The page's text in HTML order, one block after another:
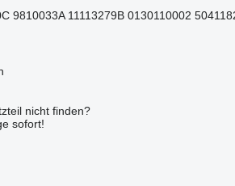
9810033A 11113279B 0130110002
nicht finden?
sofort!